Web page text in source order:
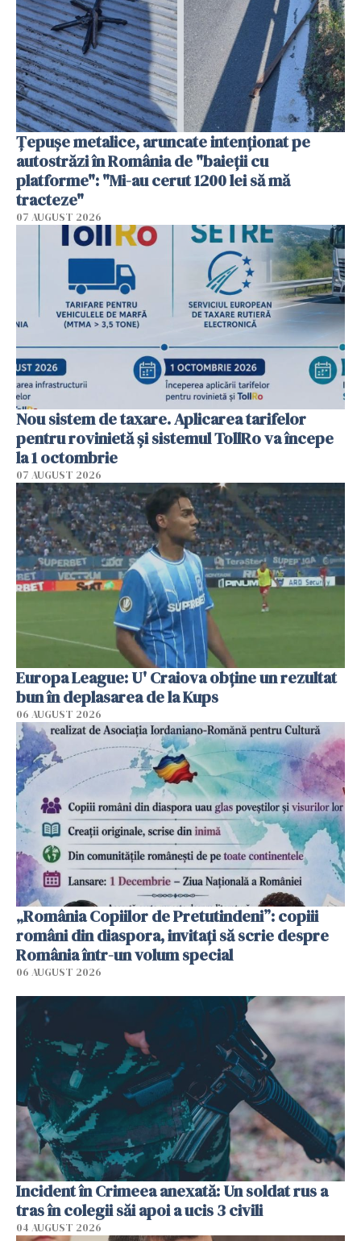
Țepușe metalice, aruncate intenționat pe
autostrăzi în România de "baieții cu
platforme": "Mi-au cerut 1200 lei să mă
tracteze"
07 AUGUST 2026
Nou sistem de taxare. Aplicarea tarifelor
pentru rovinietă şi sistemul TollRo va începe
la 1 octombrie
07 AUGUST 2026
Europa League: U' Craiova obține un rezultat
bun în deplasarea de la Kups
06 AUGUST 2026
„România Copiilor de Pretutindeni”: copiii
români din diaspora, invitați să scrie despre
România într-un volum special
06 AUGUST 2026
Incident în Crimeea anexată: Un soldat rus a
tras în colegii săi apoi a ucis 3 civili
04 AUGUST 2026